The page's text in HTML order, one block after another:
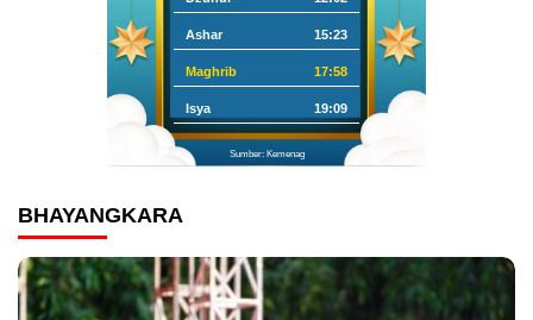
Ashar 15:23
Maghrib 17:58
Isya 19:09
Sumber: Kemenag
BHAYANGKARA